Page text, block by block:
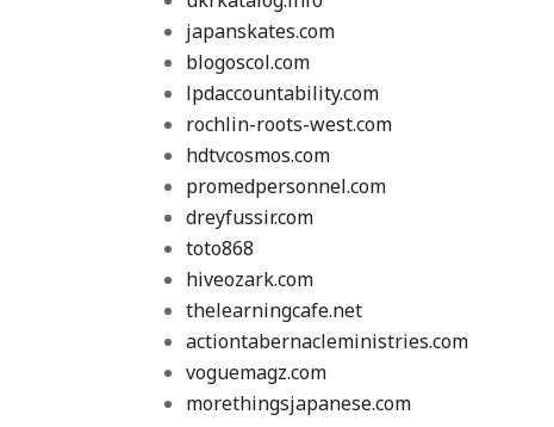
japanskates.com
blogoscol.com
lpdaccountability.com
rochlin-roots-west.com
hdtvcosmos.com
promedpersonnel.com
dreyfussir.com
toto868
hiveozark.com
thelearningcafe.net
actiontabernacleministries.com
voguemagz.com
morethingsjapanese.com